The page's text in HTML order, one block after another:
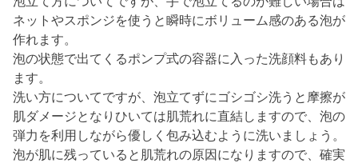
ネットやスポンジを使うと瞬時にボリューム感のある泡が
作れます。
泡の状態で出てくるポンプ式の容器に入った洗顔料もあり
ます。
洗い方についてですが、泡立てずにゴシゴシ洗うと摩擦が
肌ダメージとなりひいては肌荒れに直結しますので、泡の
弾力を利用しながら優しく包み込むように洗いましょう。
泡が肌に残っていると肌荒れの原因になりますので、確実